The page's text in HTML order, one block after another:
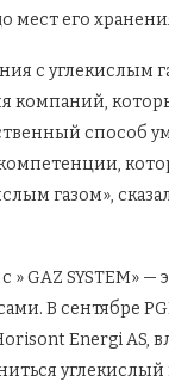
мест его
с углекислым
компаний,
способ
газом»,
GAZ SYSTEM» —
В сентябре
Energi AS,